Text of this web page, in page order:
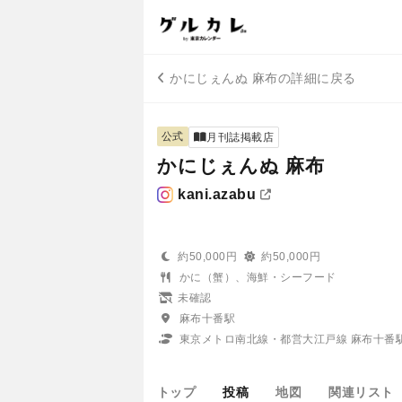
かにじぇんぬ 麻布の詳細に戻る
公式 月刊誌掲載店
かにじぇんぬ 麻布
kani.azabu
約50,000円
約50,000円
かに（蟹）、海鮮・シーフード
未確認
麻布十番駅
東京メトロ南北線・都営大江戸線 麻布十番
トップ 投稿 地図 関連リスト